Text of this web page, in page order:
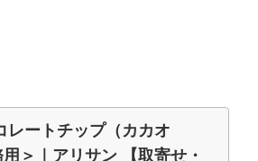
ートチップ（カカオ
＞｜アリサン 【取寄せ・